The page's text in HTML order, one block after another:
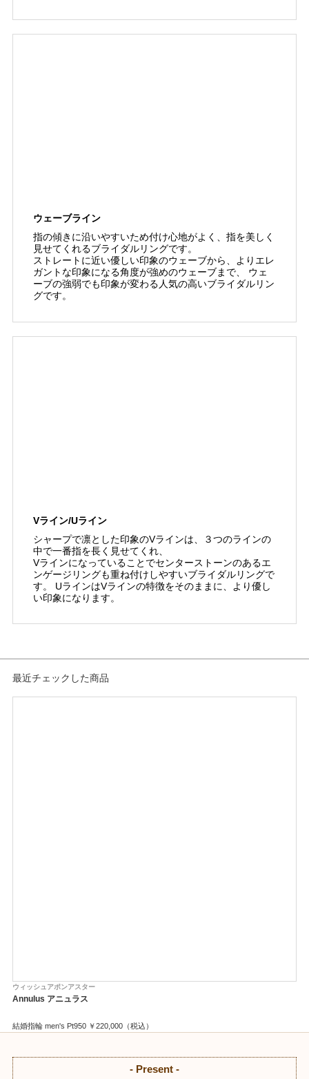
ウェーブライン
指の傾きに沿いやすいため付け心地がよく、指を美しく
見せてくれるブライダルリングです。
ストレートに近い優しい印象のウェーブから、よりエレ
ガントな印象になる角度が強めのウェーブまで、 ウェ
ーブの強弱でも印象が変わる人気の高いブライダルリン
グです。
Vライン/Uライン
シャープで凛とした印象のVラインは、３つのラインの
中で一番指を長く見せてくれ、
Vラインになっていることでセンターストーンのあるエ
ンゲージリングも重ね付けしやすいブライダルリングで
す。 UラインはVラインの特徴をそのままに、より優し
い印象になります。
最近チェックした商品
ウィッシュアポンアスター
Annulus アニュラス
結婚指輪 men's Pt950 ￥220,000（税込）
- Present -